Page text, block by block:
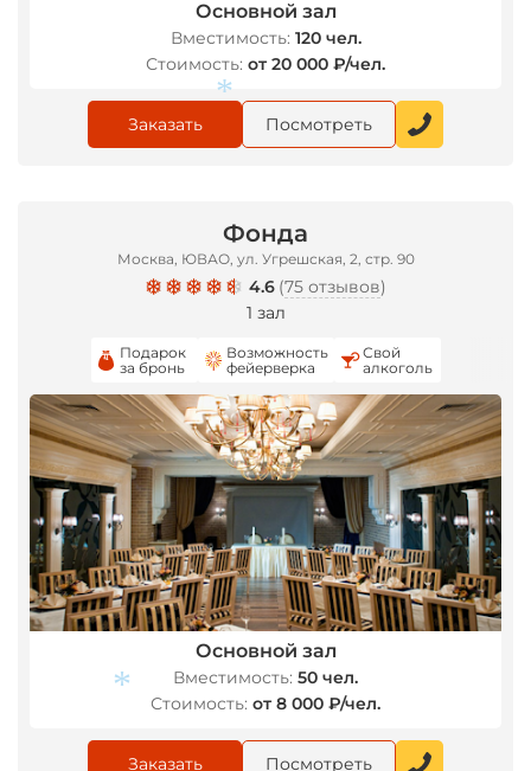
Основной зал
Вместимость: 120 чел.
Стоимость: от 20 000 ₽/чел.
Заказать Посмотреть
Фонда
Москва, ЮВАО, ул. Угрешская, 2, стр. 90
4.6 (75 отзывов)
1 зал
Подарок
за бронь
Возможность
фейерверка
Свой
алкоголь
Основной зал
Вместимость: 50 чел.
Стоимость: от 8 000 ₽/чел.
Заказать Посмотреть
*